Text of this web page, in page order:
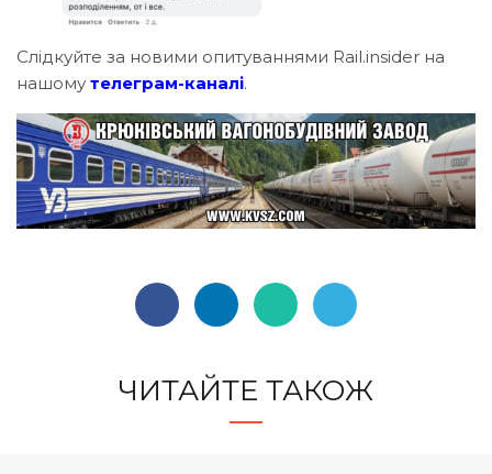
Слідкуйте за новими опитуваннями Rail.insider на
нашому телеграм-каналі.
ЧИТАЙТЕ ТАКОЖ